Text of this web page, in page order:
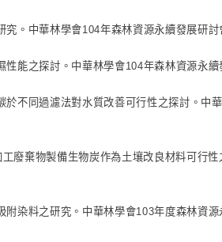
。中華林學會104年森林資源永續發展研討
能之探討。中華林學會104年森林資源永續
不同過濾法對水質改善可行性之探討。中
廢棄物製備生物炭作為土壤改良材料可行
染料之研究。中華林學會103年度森林資源